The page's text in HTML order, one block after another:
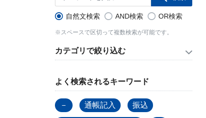
自然文検索 AND検索 OR検索
※スペースで区切って複数検索が可能です。
カテゴリで絞り込む
よく検索されるキーワード
－ 通帳記入 振込